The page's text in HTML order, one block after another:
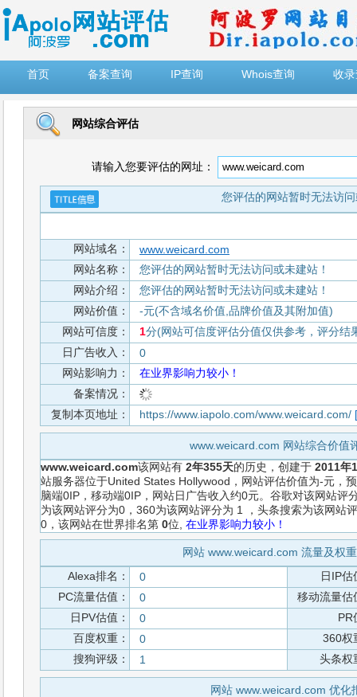
首页
备案查询 IP查询 Whois查询 收
网站综合评估
请输入您要评估的网址：
您评估的网站暂时无法访
网站域名：
www.weicard.com
网站名称：
您评估的网站暂时无法访问或未建站！
网站介绍：
您评估的网站暂时无法访问或未建站！
网站价值：
-元(不含域名价值,品牌价值及其附加值)
网站可信度：
1分(网站可信度评估分值仅供参考，评分结
日广告收入：
0
网站影响力：
在业界影响力较小！
备案情况：
复制本页地址：
https://www.iapolo.com/www.weicard.com/
www.weicard.com 网站综合价值
www.weicard.com该网站有 2年355天的历史，创建于 2011年
站服务器位于United States Hollywood，网站评估价值为-元，
脑端0IP，移动端0IP，网站日广告收入约0元。谷歌对该网站评
为该网站评分为0，360为该网站评分为 1 ，头条搜索为该网站
0，该网站在世界排名第 0位, 在业界影响力较小！
网站 www.weicard.com 流量及权
Alexa排名：
0
日IP估
PC流量估值：
0
移动流量估
日PV估值：
0
PR
百度权重：
0
360权
搜狗评级：
1 头条权
网站 www.weicard.com 优化